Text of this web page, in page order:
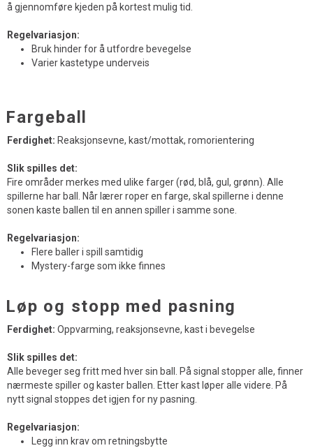
å gjennomføre kjeden på kortest mulig tid.
Regelvariasjon:
Bruk hinder for å utfordre bevegelse
Varier kastetype underveis
Fargeball
Ferdighet: Reaksjonsevne, kast/mottak, romorientering
Slik spilles det:
Fire områder merkes med ulike farger (rød, blå, gul, grønn). Alle
spillerne har ball. Når lærer roper en farge, skal spillerne i denne
sonen kaste ballen til en annen spiller i samme sone.
Regelvariasjon:
Flere baller i spill samtidig
Mystery-farge som ikke finnes
Løp og stopp med pasning
Ferdighet: Oppvarming, reaksjonsevne, kast i bevegelse
Slik spilles det:
Alle beveger seg fritt med hver sin ball. På signal stopper alle, finner
nærmeste spiller og kaster ballen. Etter kast løper alle videre. På
nytt signal stoppes det igjen for ny pasning.
Regelvariasjon:
Legg inn krav om retningsbytte